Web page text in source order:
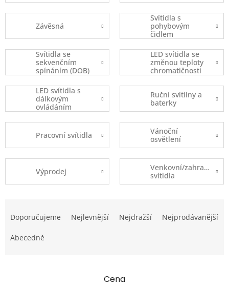
Závěsná
Svítidla s
pohybovým
čidlem
Svítidla se
sekvenčním
spínáním (DOB)
LED svítidla se
změnou teploty
chromatičnosti
LED svítidla s
dálkovým
ovládáním
Ruční svítilny a
baterky
Pracovní svítidla
Vánoční
osvětlení
Výprodej
Venkovní/zahradní
svítidla
a
e
Doporučujeme Nejlevnější Nejdražší Nejprodávanější
Abecedně
Cena